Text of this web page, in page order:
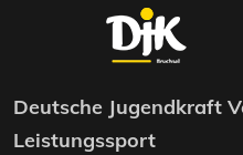
Deutsche Jugendkraft
Leistungssport